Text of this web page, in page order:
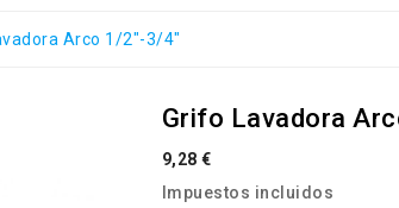
Arco 1/2"-3/4"
Grifo Lavadora
9,28 €
Impuestos incluidos